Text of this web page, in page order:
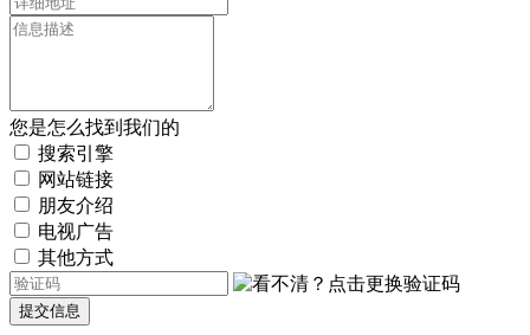
您是怎么找到我们的
搜索引擎
网站链接
朋友介绍
电视广告
其他方式
提交信息